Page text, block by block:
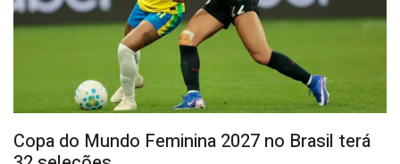
Copa do Mundo Feminina 2027 no Brasil terá